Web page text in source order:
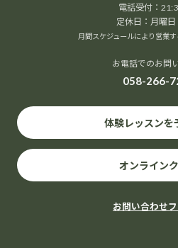
電話受付：
定休日：月曜日
月間スケジュールにより営業す
お電話でのお問
058-266-
体験レッスンを
オンライン
お問い合わせ